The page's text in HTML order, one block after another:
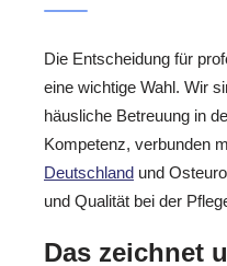
Die Entscheidung für
eine wichtige Wahl. Wir
häusliche Betreuung in
Kompetenz, verbunden
Deutschland und
und Qualität bei der
Das zeichnet